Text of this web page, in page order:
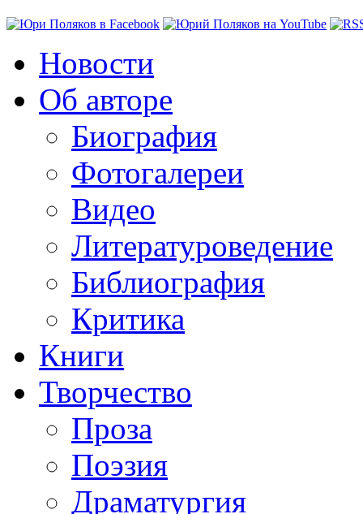
Новости
Об авторе
Биография
Фотогалереи
Видео
Литературоведение
Библиография
Критика
Книги
Творчество
Проза
Поэзия
Драматургия